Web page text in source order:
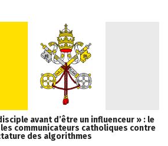
avant d’être un influenceur » : le
communicateurs catholiques contre
des algorithmes